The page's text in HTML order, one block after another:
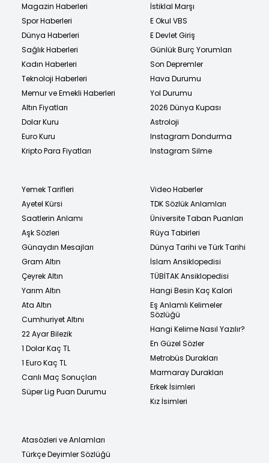
Magazin Haberleri
Spor Haberleri
Dünya Haberleri
Sağlık Haberleri
Kadın Haberleri
Teknoloji Haberleri
Memur ve Emekli Haberleri
Altın Fiyatları
Dolar Kuru
Euro Kuru
Kripto Para Fiyatları
İstiklal Marşı
E Okul VBS
E Devlet Giriş
Günlük Burç Yorumları
Son Depremler
Hava Durumu
Yol Durumu
2026 Dünya Kupası
Astroloji
Instagram Dondurma
Instagram Silme
Yemek Tarifleri
Ayetel Kürsi
Saatlerin Anlamı
Aşk Sözleri
Günaydın Mesajları
Gram Altın
Çeyrek Altın
Yarım Altın
Ata Altın
Cumhuriyet Altını
22 Ayar Bilezik
1 Dolar Kaç TL
1 Euro Kaç TL
Canlı Maç Sonuçları
Süper Lig Puan Durumu
Video Haberler
TDK Sözlük Anlamları
Üniversite Taban Puanları
Rüya Tabirleri
Dünya Tarihi ve Türk Tarihi
İslam Ansiklopedisi
TÜBİTAK Ansiklopedisi
Hangi Besin Kaç Kalori
Eş Anlamlı Kelimeler
Sözlüğü
Hangi Kelime Nasıl Yazılır?
En Güzel Sözler
Metrobüs Durakları
Marmaray Durakları
Erkek İsimleri
Kız İsimleri
Atasözleri ve Anlamları
Türkçe Deyimler Sözlüğü